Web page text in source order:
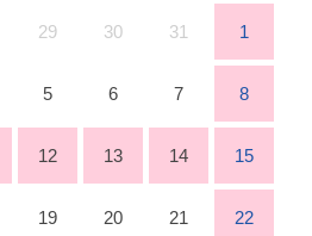
29 30 31 1
5 6 7 8
12 13 14 15
19 20 21 22